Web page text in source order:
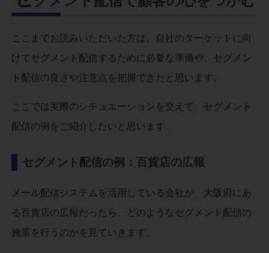
ここまでお読みいただいた方は、自社のターゲットに向
けてセグメント配信するために必要な準備や、セグメン
ト配信の良さや注意点を把握できたと思います。
ここでは実際のシチュエーションを交えて、セグメント
配信の例をご紹介したいと思います。
セグメント配信の例：百貨店の広報
メール配信システムを活用している会社が、大阪府にあ
る百貨店の広報だったら、どのようなセグメント配信の
施策を行うのかを見ていきます。